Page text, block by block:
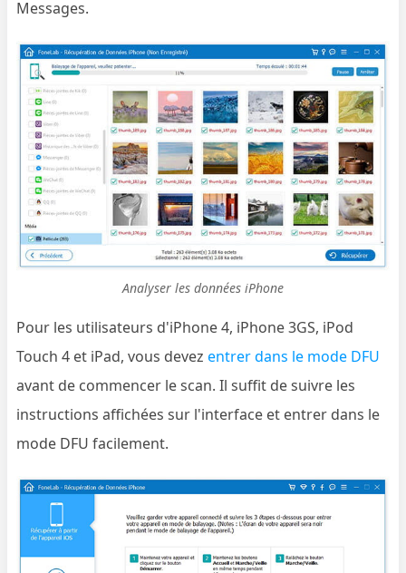
Messages.
Analyser les données iPhone
Pour les utilisateurs d'iPhone 4, iPhone 3GS, iPod
Touch 4 et iPad, vous devezentrer dans le mode DFU
avant de commencer le scan. Il suffit de suivre les
instructions affichées sur l'interface et entrer dans le
mode DFU facilement.